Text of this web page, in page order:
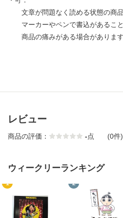
文章が問題なく読める状態の商品
マーカーやペンで書込があること
商品の痛みがある場合があります
レビュー
商品の評価： -点 (0件)
ウィークリーランキング
1 2